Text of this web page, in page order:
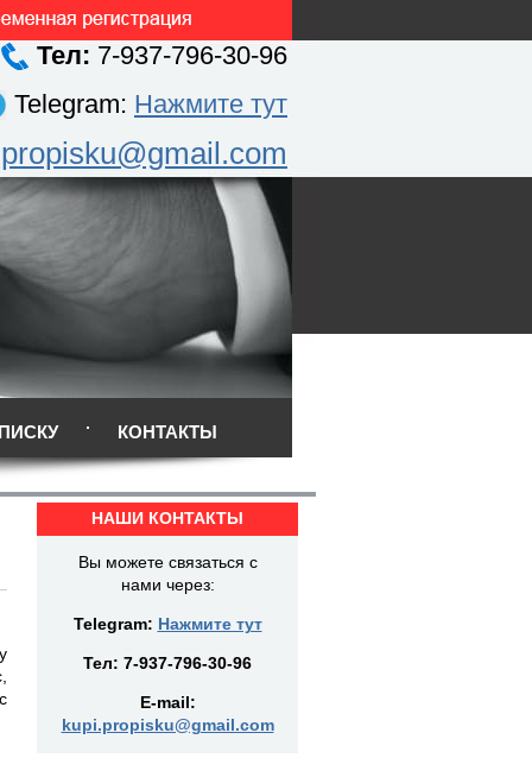
Тел: 7-937-796-30-96
Telegram: Нажмите тут
КОНТАКТЫ
НАШИ КОНТАКТЫ
Вы можете связаться с
нами через:
Telegram: Нажмите тут
Тел: 7-937-796-30-96
E-mail:
kupi.propisku@gmail.com